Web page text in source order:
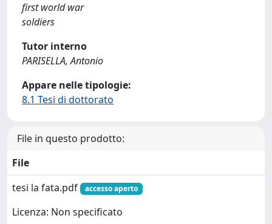
first world war
soldiers
Tutor interno
PARISELLA, Antonio
Appare nelle tipologie:
8.1 Tesi di dottorato
File in questo prodotto:
File
tesi la fata.pdf
accesso aperto
Licenza: Non specificato